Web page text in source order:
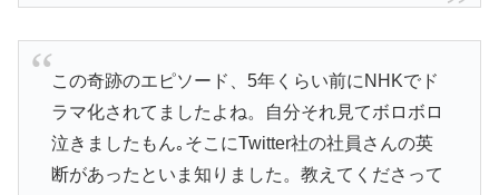
この奇跡のエピソード、5年くらい前にNHKでド
ラマ化されてましたよね。自分それ見てボロボロ
泣きましたもん｡そこにTwitter社の社員さんの英
断があったといま知りました。教えてくださって